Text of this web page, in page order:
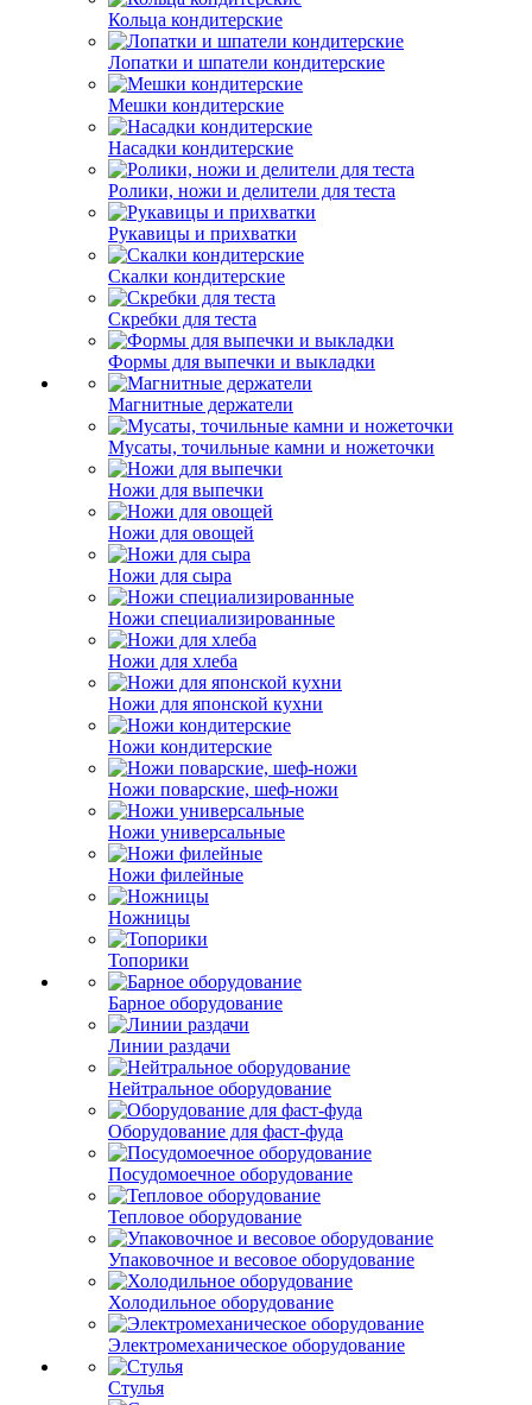
Кольца кондитерские
Лопатки и шпатели кондитерские
Мешки кондитерские
Насадки кондитерские
Ролики, ножи и делители для теста
Рукавицы и прихватки
Скалки кондитерские
Скребки для теста
Формы для выпечки и выкладки
Магнитные держатели
Мусаты, точильные камни и ножеточки
Ножи для выпечки
Ножи для овощей
Ножи для сыра
Ножи специализированные
Ножи для хлеба
Ножи для японской кухни
Ножи кондитерские
Ножи поварские, шеф-ножи
Ножи универсальные
Ножи филейные
Ножницы
Топорики
Барное оборудование
Линии раздачи
Нейтральное оборудование
Оборудование для фаст-фуда
Посудомоечное оборудование
Тепловое оборудование
Упаковочное и весовое оборудование
Холодильное оборудование
Электромеханическое оборудование
Стулья